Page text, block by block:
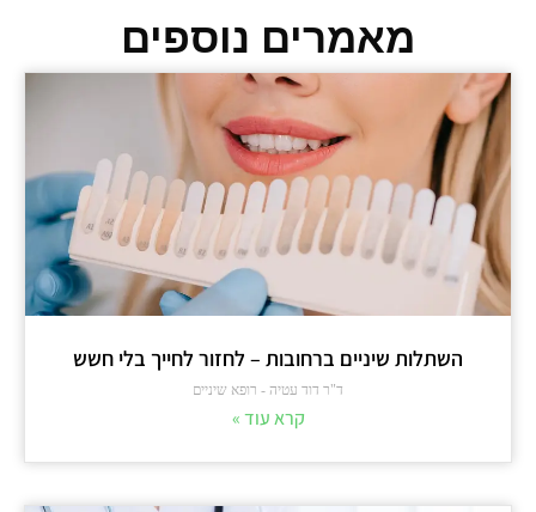
מאמרים נוספים
השתלות שיניים ברחובות – לחזור לחייך בלי חשש
ד"ר דוד עטיה - רופא שיניים
קרא עוד »